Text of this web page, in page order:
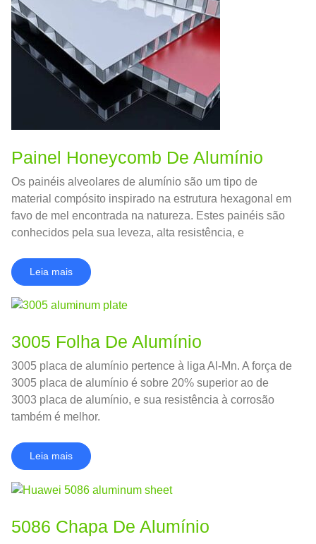
Painel Honeycomb De Alumínio
Os painéis alveolares de alumínio são um tipo de
material compósito inspirado na estrutura hexagonal em
favo de mel encontrada na natureza. Estes painéis são
conhecidos pela sua leveza, alta resistência, e
vários setores, da construção à indústria aeroespacial.
Leia mais
3005 Folha De Alumínio
3005 placa de alumínio pertence à liga Al-Mn. A força de
3005 placa de alumínio é sobre 20% superior ao de
3003 placa de alumínio, e sua resistência à corrosão
também é melhor.
Leia mais
5086 Chapa De Alumínio